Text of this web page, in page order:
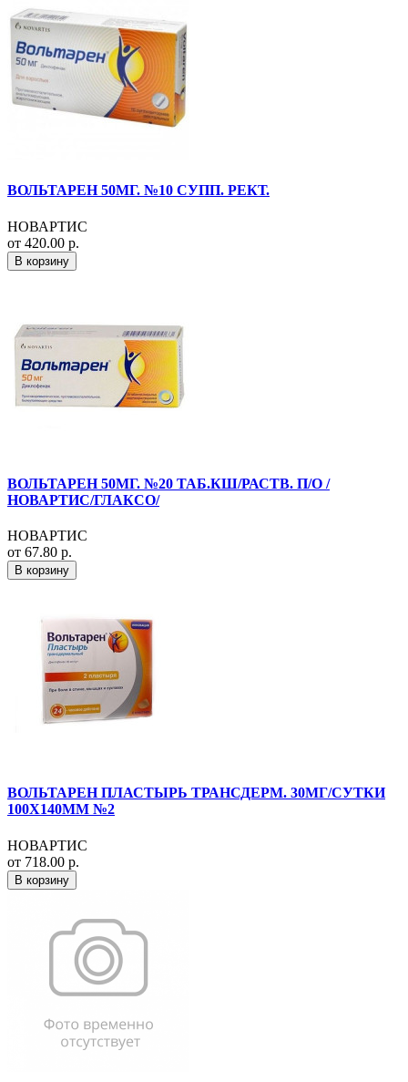
ВОЛЬТАРЕН 50МГ. №10 СУПП. РЕКТ.
НОВАРТИС
от 420.00 р.
В корзину
ВОЛЬТАРЕН 50МГ. №20 ТАБ.КШ/РАСТВ. П/О /
НОВАРТИС/ГЛАКСО/
НОВАРТИС
от 67.80 р.
В корзину
ВОЛЬТАРЕН ПЛАСТЫРЬ ТРАНСДЕРМ. 30МГ/СУТКИ
100Х140ММ №2
НОВАРТИС
от 718.00 р.
В корзину